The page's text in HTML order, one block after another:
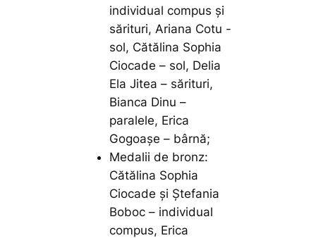
individual compus și
sărituri, Ariana Cotu -
sol, Cătălina Sophia
Ciocade – sol, Delia
Ela Jitea – sărituri,
Bianca Dinu –
paralele, Erica
Gogoașe – bârnă;
Medalii de bronz:
Cătălina Sophia
Ciocade și Ștefania
Boboc – individual
compus, Erica